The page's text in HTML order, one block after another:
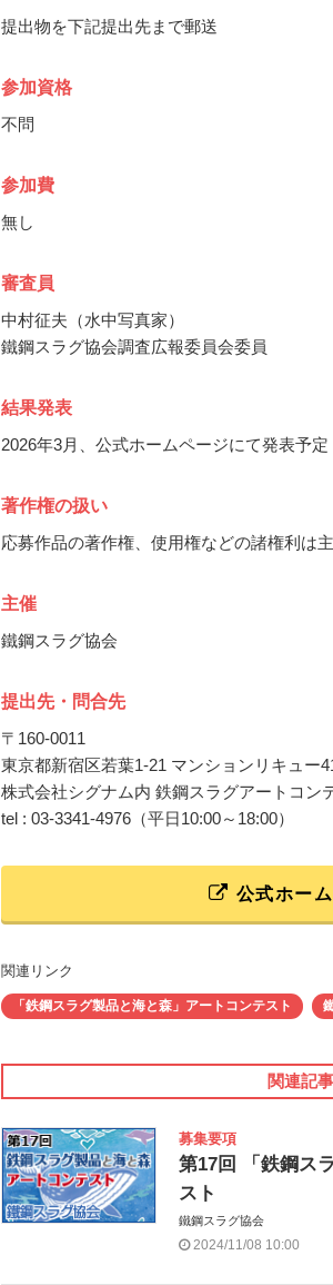
提出物を下記提出先まで郵送
参加資格
不問
参加費
無し
審査員
中村征夫（水中写真家）
鐵鋼スラグ協会調査広報委員会委員
結果発表
2026年3月、公式ホームページにて発表予定
著作権の扱い
応募作品の著作権、使用権などの諸権利は
主催
鐵鋼スラグ協会
提出先・問合先
〒160-0011
東京都新宿区若葉1-21 マンションリキュー
株式会社シグナム内 鉄鋼スラグアートコン
tel : 03-3341-4976（平日10:00～18:00）
公式ホー
関連リンク
「鉄鋼スラグ製品と海と森」アートコンテスト
関連記事
募集要項
第17回 「鉄鋼ス
スト
鐵鋼スラグ協会
2024/11/08 10:00